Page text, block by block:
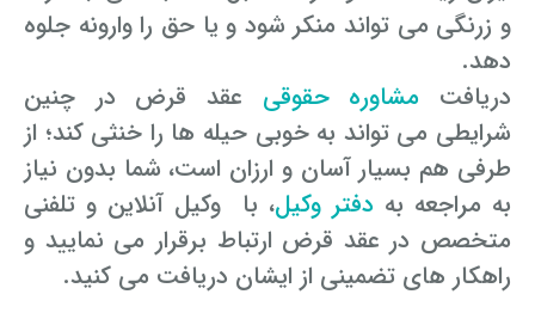
و زرنگی می تواند منکر شود و یا حق را وارونه جلوه
دهد.
دریافت مشاوره حقوقی عقد قرض در چنین
شرایطی می تواند به خوبی حیله ها را خنثی کند؛ از
طرفی هم بسیار آسان و ارزان است، شما بدون نیاز
به مراجعه به دفتر وکیل، با وکیل آنلاین و تلفنی
متخصص در عقد قرض ارتباط برقرار می نمایید و
راهکار های تضمینی از ایشان دریافت می کنید.